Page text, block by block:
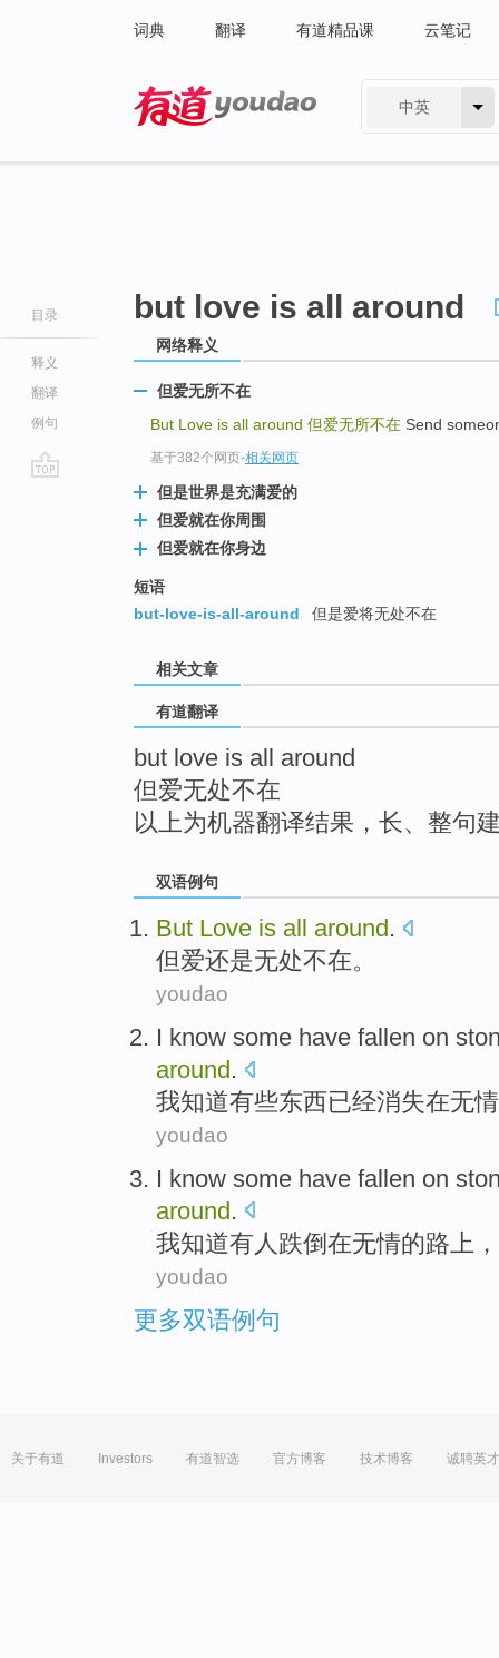
词典 翻译 有道精品课 云笔记
中英
目录
释义
翻译
例句
but love is all around
网络释义
但爱无所不在
But Love is all around 但爱无所不在 Send
基于382个网页-相关网页
但是世界是充满爱的
但爱就在你周围
但爱就在你身边
短语
but-love-is-all-around
但是爱将无处不在
相关文章
有道翻译
but love is all around
但爱无处不在
以上为机器翻译结果，长、整句
双语例句
But Love is all around.
但爱还是无处不在。
youdao
I know some have fallen on
around.
我知道有些东西已经消失在无情
youdao
I know some have fallen on
around.
我知道有人 跌倒在无情的路上，
youdao
更多双语例句
关于有道 Investors 有道智选 官方博客 技术博客 诚聘英才